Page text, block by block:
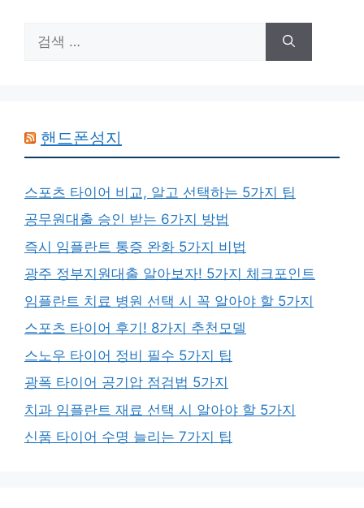
색:
핸드폰성지
스포츠 타이어 비교, 알고 선택하는 5가지 팁
공무원대출 승인 받는 6가지 방법
즉시 임플란트 통증 완화 5가지 비법
광주 정부지원대출 알아보자! 5가지 체크포인트
임플란트 치료 병원 선택 시 꼭 알아야 할 5가지
스포츠 타이어 후기! 8가지 추천모델
스노우 타이어 정비 필수 5가지 팁
광폭 타이어 공기압 점검법 5가지
치과 임플란트 재료 선택 시 알아야 할 5가지
신품 타이어 수명 늘리는 7가지 팁